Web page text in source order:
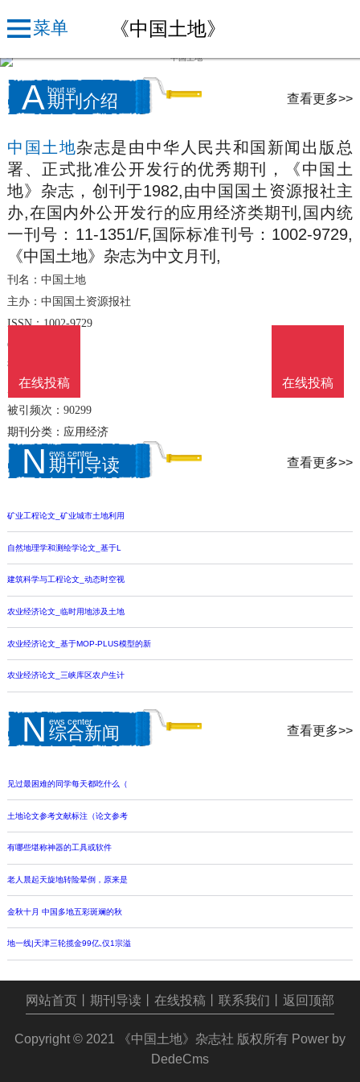
菜单 《中国土地》
A bout us
期刊介绍 查看更多>>
中国土地杂志是由中华人民共和国新闻出版总
署、正式批准公开发行的优秀期刊，《中国土
地》杂志，创刊于1982,由中国国土资源报社主
办,在国内外公开发行的应用经济类期刊,国内统
一刊号：11-1351/F,国际标准刊号：1002-9729,
《中国土地》杂志为中文月刊,
刊名：中国土地
主办：中国国土资源报社
ISSN：1002-9729
CN：11-1351/F
语言：中文
周期：月刊
被引频次：90299
期刊分类：应用经济
N ews center
期刊导读 查看更多>>
矿业工程论文_矿业城市土地利用
自然地理学和测绘学论文_基于L
建筑科学与工程论文_动态时空视
农业经济论文_临时用地涉及土地
农业经济论文_基于MOP-PLUS模型的新
农业经济论文_三峡库区农户生计
N ews center
综合新闻 查看更多>>
见过最困难的同学每天都吃什么（
土地论文参考文献标注（论文参考
有哪些堪称神器的工具或软件
老人晨起天旋地转险晕倒，原来是
金秋十月 中国多地五彩斑斓的秋
地一线|天津三轮揽金99亿,仅1宗溢
网站首页 期刊导读 在线投稿 联系我们 返回顶部
Copyright © 2021 《中国土地》杂志社 版权所有 Power by
DedeCms
在线投稿
在线投稿